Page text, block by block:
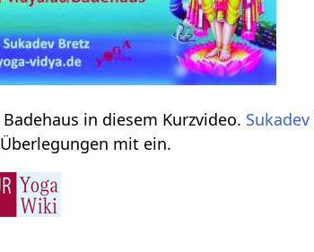
Erfahre einiges über Badehaus‏‎ in diesem Kurzvideo. Sukadev
Überlegungen mit ein.